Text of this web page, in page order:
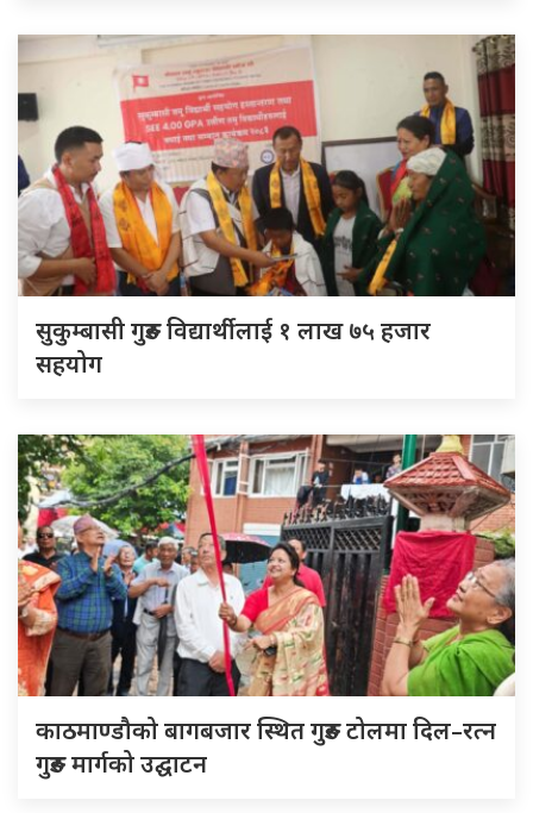
सुकुम्बासी गुरुङ विद्यार्थीलाई १ लाख ७५ हजार
सहयोग
काठमाण्डौको बागबजार स्थित गुरुङ टोलमा दिल–रत्न
गुरुङ मार्गको उद्घाटन